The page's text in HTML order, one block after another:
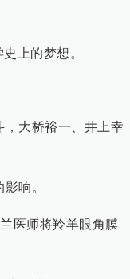
上的梦想。
，大桥裕一、井上幸
响。
医师将羚羊眼角膜